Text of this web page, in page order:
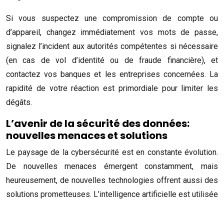
Si vous suspectez une compromission de compte ou
d’appareil, changez immédiatement vos mots de passe,
signalez l’incident aux autorités compétentes si nécessaire
(en cas de vol d’identité ou de fraude financière), et
contactez vos banques et les entreprises concernées. La
rapidité de votre réaction est primordiale pour limiter les
dégâts.
L’avenir de la sécurité des données:
nouvelles menaces et solutions
Le paysage de la cybersécurité est en constante évolution.
De nouvelles menaces émergent constamment, mais
heureusement, de nouvelles technologies offrent aussi des
solutions prometteuses. L’intelligence artificielle est utilisée